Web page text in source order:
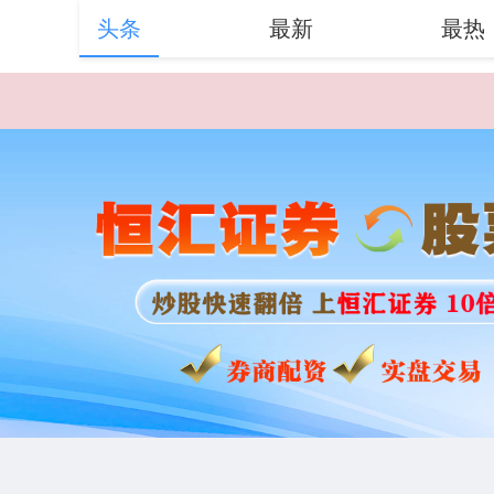
头条 最新 最热